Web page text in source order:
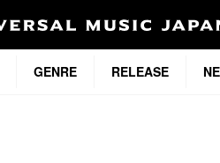
GENRE RELEASE